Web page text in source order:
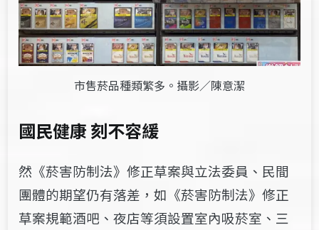
市售菸品種類繁多。攝影／陳意潔
國民健康 刻不容緩
然《菸害防制法》修正草案與立法委員、民間
團體的期望仍有落差，如 《菸害防制法》修正
草案規範酒吧、夜店等須設置室內吸菸室、三